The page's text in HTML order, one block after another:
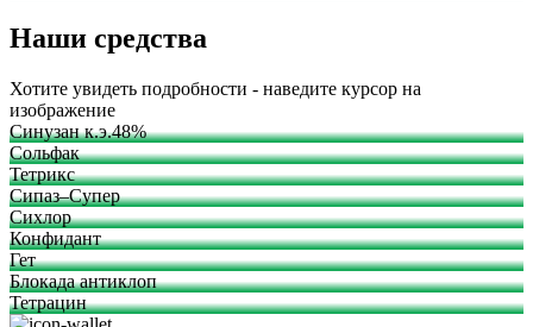
Наши средства
Хотите увидеть подробности - наведите курсор на
изображение
Синузан к.э.48%
Сольфак
Тетрикс
Сипаз–Супер
Сихлор
Конфидант
Гет
Блокада антиклоп
Тетрацин